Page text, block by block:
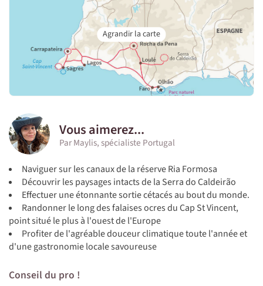
Vous aimerez...
Par Maylis, spécialiste Portugal
Naviguer sur les canaux de la réserve Ria Formosa
Découvrir les paysages intacts de la Serra do Caldeirão
Effectuer une étonnante sortie cétacés au bout du monde.
Randonner le long des falaises ocres du Cap St Vincent,
point situé le plus à l'ouest de l'Europe
Profiter de l'agréable douceur climatique toute l'année et
d'une gastronomie locale savoureuse
Conseil du pro !